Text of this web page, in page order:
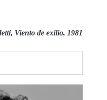
Viento de exilio, 1981